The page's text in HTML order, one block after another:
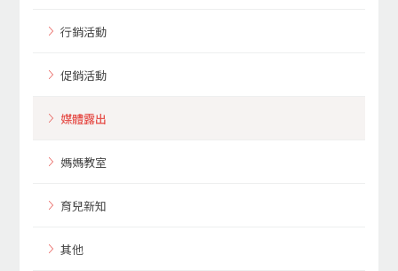
行銷活動
促銷活動
媒體露出
媽媽教室
育兒新知
其他